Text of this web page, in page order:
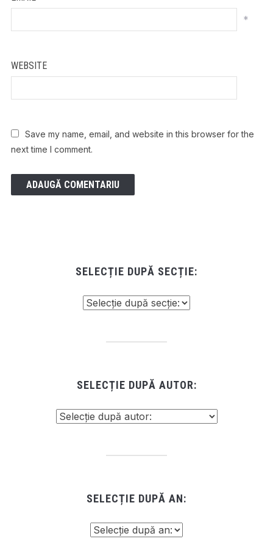
*
WEBSITE
Save my name, email, and website in this browser for the
next time I comment.
SELECȚIE DUPĂ SECȚIE:
SELECȚIE DUPĂ AUTOR:
SELECȚIE DUPĂ AN: